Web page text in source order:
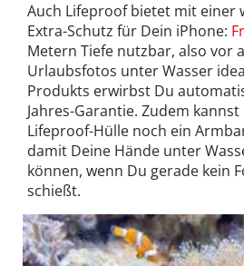
Auch Lifeproof bietet mit einer
Extra-Schutz für Dein iPhone:
Metern Tiefe nutzbar, also vor
Urlaubsfotos unter Wasser
Produkts erwirbst Du
Jahres-Garantie. Zudem
Lifeproof-Hülle noch ein
damit Deine Hände unter
können, wenn Du gerade kein
schießt.